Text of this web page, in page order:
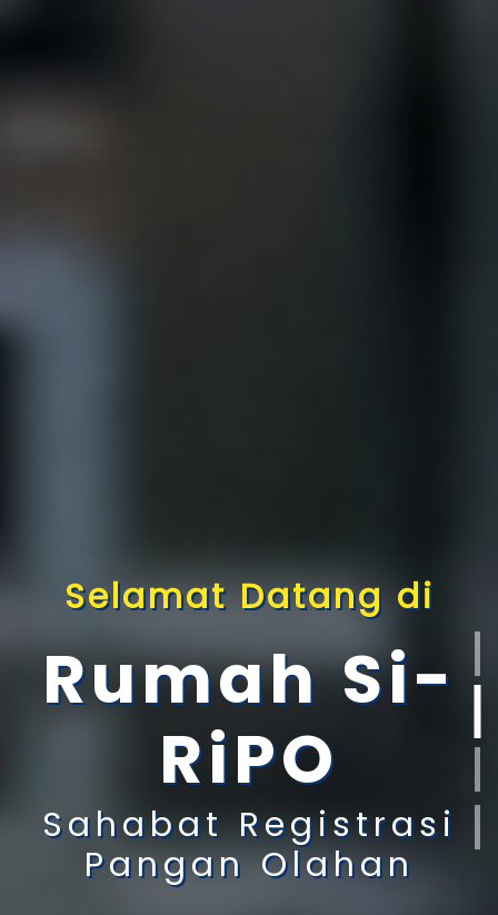
Selamat Datang di
Rumah Si-
RiPO
Sahabat Registrasi
Pangan Olahan